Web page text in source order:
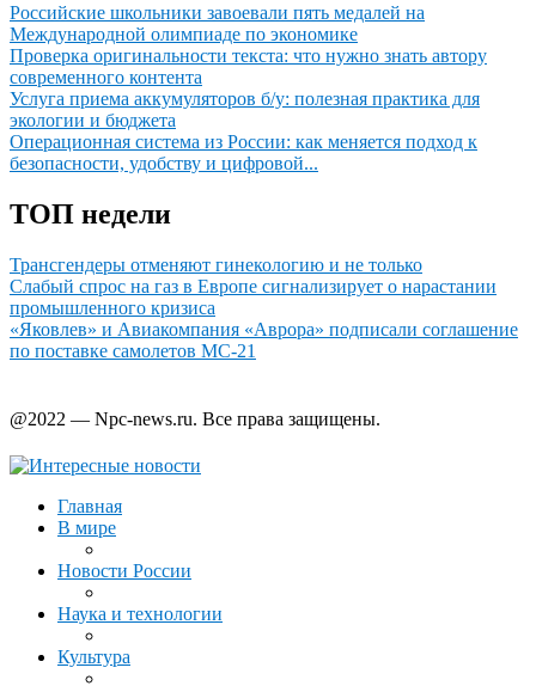
Российские школьники завоевали пять медалей на
Международной олимпиаде по экономике
Проверка оригинальности текста: что нужно знать автору
современного контента
Услуга приема аккумуляторов б/у: полезная практика для
экологии и бюджета
Операционная система из России: как меняется подход к
безопасности, удобству и цифровой...
ТОП недели
Трансгендеры отменяют гинекологию и не только
Слабый спрос на газ в Европе сигнализирует о нарастании
промышленного кризиса
«Яковлев» и Авиакомпания «Аврора» подписали соглашение
по поставке самолетов МС-21
@2022 — Npc-news.ru. Все права защищены.
Главная
В мире
Новости России
Наука и технологии
Культура